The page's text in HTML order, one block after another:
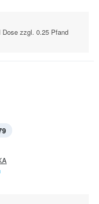
zzgl. 0.25 Pfand